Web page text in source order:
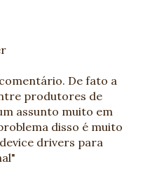
De fato a
produtores de
assunto muito em
disso é muito
drivers para